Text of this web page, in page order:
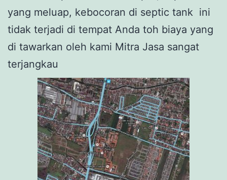
yang meluap, kebocoran di septic tank ini
tidak terjadi di tempat Anda toh biaya yang
di tawarkan oleh kami Mitra Jasa sangat
terjangkau